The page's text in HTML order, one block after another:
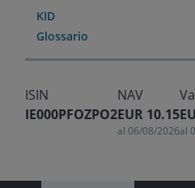
KID
Glossario
ISIN
IE000PFOZPO2
NAV
EUR 10.15
al 06/08/2026al